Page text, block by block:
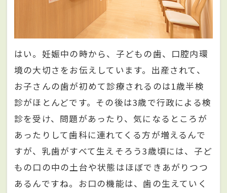
はい。妊娠中の時から、子どもの歯、口腔内環
境の大切さをお伝えしています。出産されて、
お子さんの歯が初めて診療されるのは1歳半検
診がほとんどです。その後は3歳で行政による検
診を受け、問題があったり、気になるところが
あったりして歯科に連れてくる方が増えるんで
すが、乳歯がすべて生えそろう3歳頃には、子ど
もの口の中の土台や状態はほぼできあがりつつ
あるんですね。お口の機能は、歯の生えていく